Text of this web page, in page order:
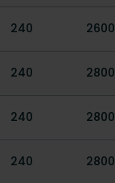
240 2600
240 2800
240 2800
240 2800